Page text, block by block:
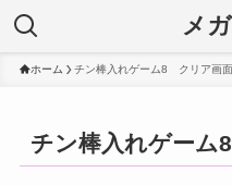
メ
ホーム チン棒入れゲーム8 クリア画面
チン棒入れゲー